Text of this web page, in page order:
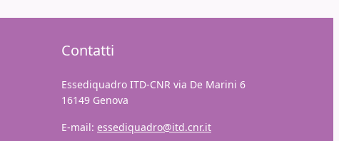
Contatti
Essediquadro ITD-CNR via De Marini 6
16149 Genova
E-mail: essediquadro@itd.cnr.it